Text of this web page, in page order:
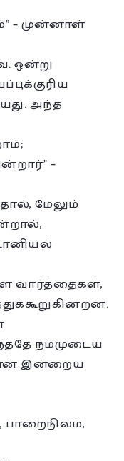
– முன்னாள்
ஒன்று
அந்த
–
மேலும்
வார்த்தைகள்,
நம்முடைய
இன்றைய
பாறைநிலம்,